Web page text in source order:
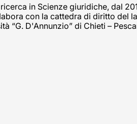
in Scienze giuridiche, dal
con la cattedra di diritto del
“G. D'Annunzio” di Chieti –